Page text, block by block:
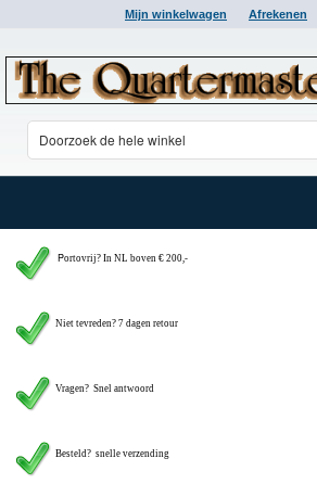
Mijn winkelwagen Afrekenen
Portovrij? In NL boven € 200,-
Niet tevreden? 7 dagen retour
Vragen? Snel antwoord
Besteld? snelle verzending